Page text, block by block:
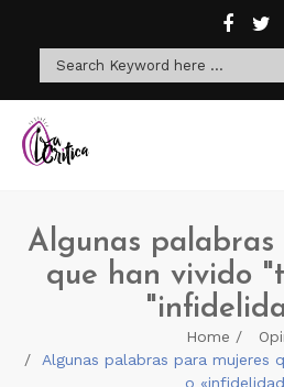
Algunas palabras
que han vivido
Home
Algunas palabras para mujeres
o